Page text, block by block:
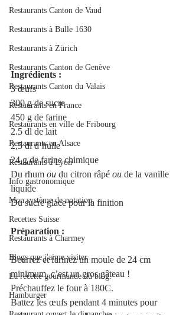
Restaurants Canton de Vaud
Restaurants à Bulle 1630
Restaurants à Zürich
Restaurants Canton de Genève
Restaurants Canton du Valais
Restaurants en France
Restaurants en ville de Fribourg
Restaurants en Alsace
Restaurants à Lyon
Info gastronomique
Mon système de notation
Recettes Suisse
Restaurants à Charmey
Blogs que j'aime visiter
La recette gourmande du blog.
Hamburger
Ingrédients :
3 œufs
300 g de sucre
450 g de farine
2.5 dl de lait
2,5 dl d’huile
24 g de farine chimique
Du rhum ou du citron râpé ou de la vanille
liquide
Du sucre glace pour la finition
Préparation :
Beurrez et farinez un moule de 24 cm
minimum, c’est un gros gâteau !
Préchauffez le four à 180C.
Battez les œufs pendant 4 minutes pour